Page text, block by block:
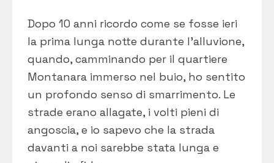
Dopo 10 anni ricordo come se fosse ieri
la prima lunga notte durante l’alluvione,
quando, camminando per il quartiere
Montanara immerso nel buio, ho sentito
un profondo senso di smarrimento. Le
strade erano allagate, i volti pieni di
angoscia, e io sapevo che la strada
davanti a noi sarebbe stata lunga e